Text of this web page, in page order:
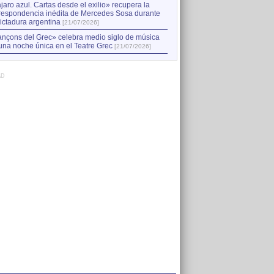
azul. Cartas desde el exilio» recupera la
inédita de Mercedes Sosa durante
argentina [21/07/2026]
del Grec» celebra medio siglo de música
noche única en el Teatre Grec [21/07/2026]